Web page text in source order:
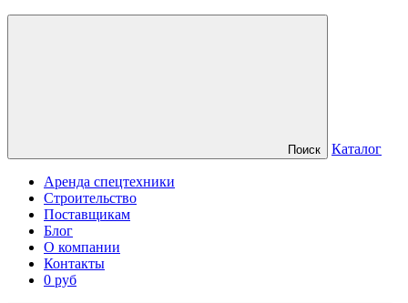
Поиск Каталог
Аренда спецтехники
Строительство
Поставщикам
Блог
О компании
Контакты
0 руб